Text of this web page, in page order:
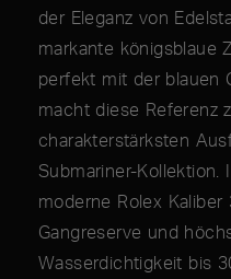
der Eleganz von
markante königsblaue
perfekt mit der blauen
macht diese Referenz
charakterstärksten
Submariner-
moderne Rolex
Gangreserve und
Wasserdichtigkeit bis